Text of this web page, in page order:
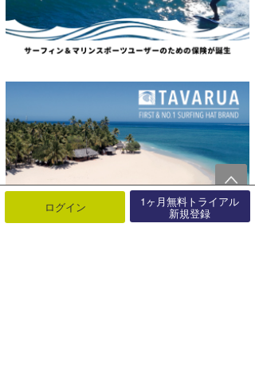
ログイン 1ヶ月無料トライアル
新規登録